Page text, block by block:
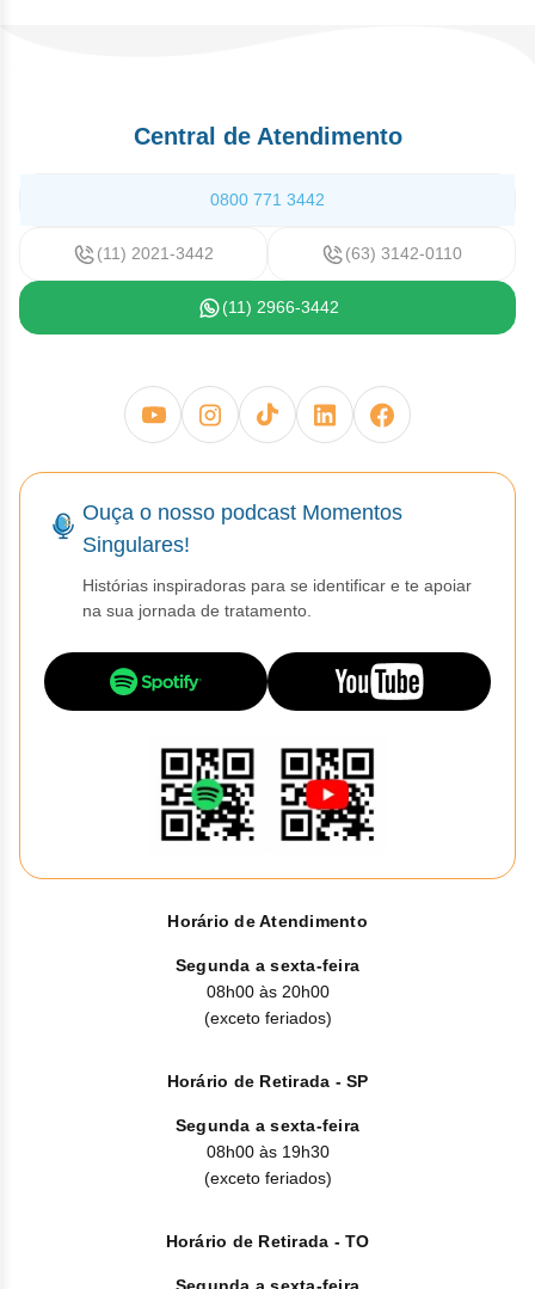
Central de Atendimento
0800 771 3442
(11) 2021-3442 (63) 3142-0110
(11) 2966-3442
Ouça o nosso podcast Momentos
Singulares!
Histórias inspiradoras para se identificar e te apoiar
na sua jornada de tratamento.
Horário de Atendimento
Segunda a sexta-feira
08h00 às 20h00
(exceto feriados)
Horário de Retirada - SP
Segunda a sexta-feira
08h00 às 19h30
(exceto feriados)
Horário de Retirada - TO